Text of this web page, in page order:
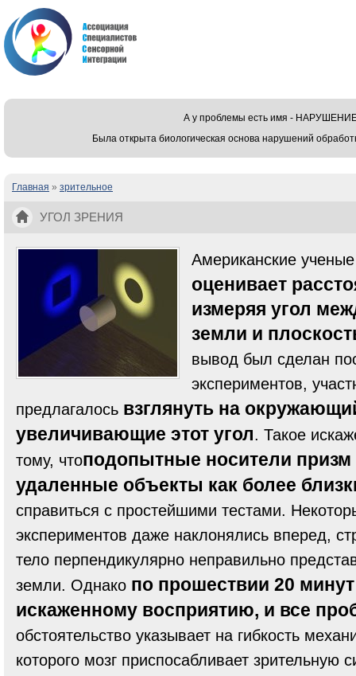
А у проблемы есть имя -
Была открыта биологическая основа нарушений
Вы здесь
Главная » зрительное
УГОЛ ЗРЕНИЯ
Американские
оценивает
измеряя угол
земли и
вывод был сделан
экспериментов,
предлагалось взглянуть на
увеличивающие этот угол. Такое
тому, чтоподопытные носители
удаленные объекты как более
справиться с простейшими тестами.
экспериментов даже наклонялись вперед,
тело перпендикулярно неправильно
земли. Однако по прошествии 20
искаженному восприятию, и все
обстоятельство указывает на гибкость
которого мозг приспосабливает